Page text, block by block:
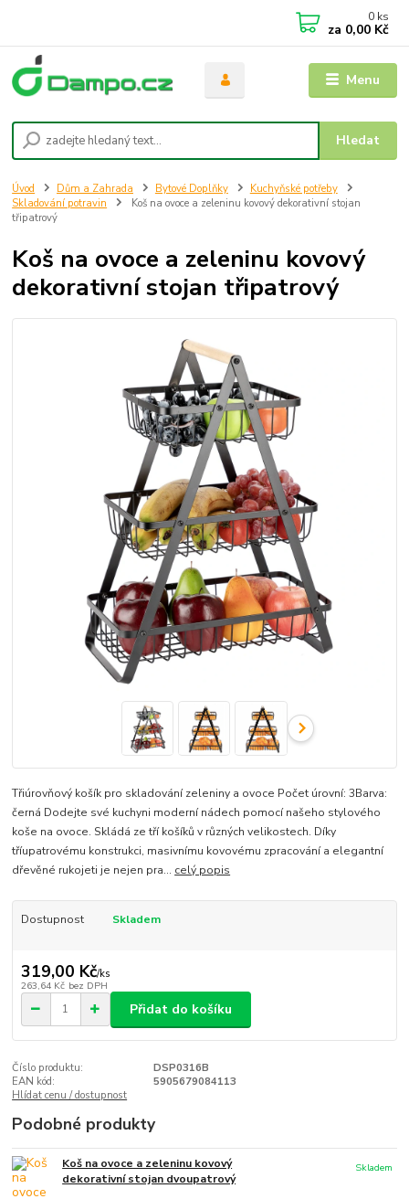
Menu
Hledat
0 ks
za 0,00 Kč
Úvod Dům a Zahrada Bytové Doplňky
Kuchyňské potřeby
Skladování potravin
Koš na ovoce a zeleninu kovový dekorativní stojan
třipatrový
Koš na ovoce a zeleninu kovový
dekorativní stojan třipatrový
Třiúrovňový košík pro skladování zeleniny a ovoce Počet úrovní: 3Barva:
černá Dodejte své kuchyni moderní nádech pomocí našeho stylového
koše na ovoce. Skládá ze tří košíků v různých velikostech. Díky
tříupatrovému konstrukci, masivnímu kovovému zpracování a elegantní
dřevěné rukojeti je nejen pra... celý popis
Dostupnost Skladem
319,00 Kč/ks
263,64 Kč bez DPH
Přidat do košíku
Číslo produktu:
DSP0316B
EAN kód:
5905679084113
Hlídat cenu / dostupnost
Podobné produkty
Koš na ovoce a zeleninu kovový
dekorativní stojan dvoupatrový
Skladem